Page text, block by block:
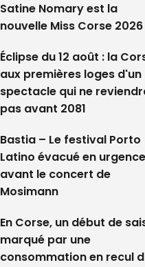
Éclipse du 12 août : la
spectacle qui ne
pas avant 2081
Bastia – Le festival Porto
avant le concert de
Mosimann
En Corse, un début de
consommation en recul
les restaurants